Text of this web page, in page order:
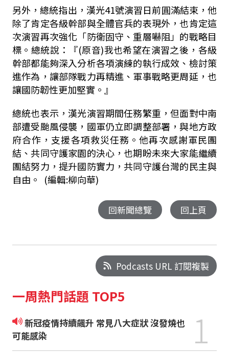
另外，總統指出，漢光41號演習日前圓滿結束，他
除了肯定各級幹部與全體官兵的表現外，也肯定這
次演習再次強化「防衛固守、重層嚇阻」的戰略目
標。總統說：『(原音)我也希望在演習之後，各級
幹部都能夠深入分析各項演練的執行成效、檢討策
進作為，讓部隊戰力再精進、軍事戰略更周延，也
讓國防韌性更加堅實。』
總統也表示，漢光演習期間任務繁重，但面對中南
部遭受颱風侵襲，國軍仍立即調整部署，與地方政
府合作，支援各項救災任務。他再次感謝軍民團
結、共同守護家園的決心，也期盼未來大家能繼續
團結努力，提升國防實力，共同守護台灣的民主與
自由。 (編輯:柳向華)
回新聞總覽 回上頁
Podcasts URL 訂閱複製
一周熱門話題 TOP5
新冠疫情持續飆升 常見八大症狀 沒發燒也
可能感染
1